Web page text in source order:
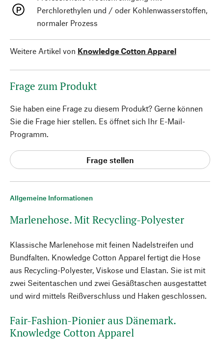
Allgemeine Informationen
Marlenehose. Mit Recycling-Polyester
Klassische Marlenehose mit feinen Nadelstreifen und
Bundfalten. Knowledge Cotton Apparel fertigt die Hose
aus Recycling-Polyester, Viskose und Elastan. Sie ist mit
zwei Seitentaschen und zwei Gesäßtaschen ausgestattet
und wird mittels Reißverschluss und Haken geschlossen.
Fair-Fashion-Pionier aus Dänemark.
Knowledge Cotton Apparel
Perchlorethylen und / oder Kohlenwasserstoffen,
normaler Prozess
Weitere Artikel von Knowledge Cotton Apparel
Frage zum Produkt
Sie haben eine Frage zu diesem Produkt? Gerne können
Sie die Frage hier stellen. Es öffnet sich Ihr E-Mail-
Programm.
Frage stellen